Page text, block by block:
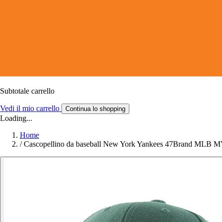
Subtotale carrello
Vedi il mio carrello Continua lo shopping
Loading...
Home
/ Cascopellino da baseball New York Yankees 47Brand MLB